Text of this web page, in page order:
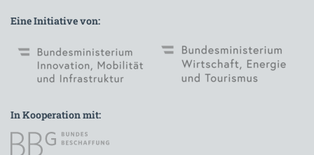
Eine Initiative von:
In Kooperation mit: